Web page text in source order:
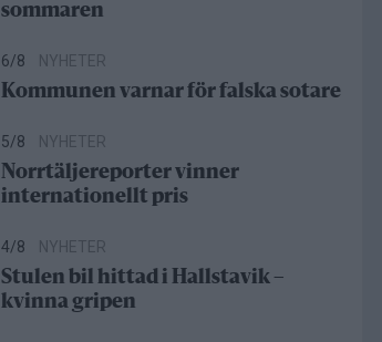
sommaren
6/8 NYHETER
Kommunen varnar för falska sotare
5/8 NYHETER
Norrtäljereporter vinner
internationellt pris
4/8 NYHETER
Stulen bil hittad i Hallstavik –
kvinna gripen